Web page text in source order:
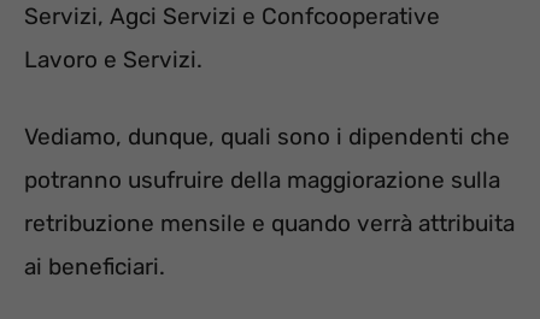
Servizi, Agci Servizi e Confcooperative
Lavoro e Servizi.
Vediamo, dunque, quali sono i dipendenti che
potranno usufruire della maggiorazione sulla
retribuzione mensile e quando verrà attribuita
ai beneficiari.